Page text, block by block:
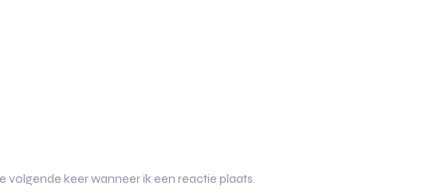
keer wanneer ik een reactie plaats.